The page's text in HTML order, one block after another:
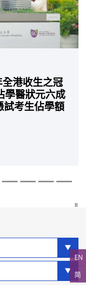
EN
简
港收生之冠
學醫狀元六成
試考生佔學額
評估平台 推
測糖尿黃斑水
縮短患者輪
界最高榮譽
屆醫藥衞生領
獎學金」嘉
走出課堂放眼
案 精準辨識
點」 降低人
鼠實驗證實
新神經保護療
藥性機制 揭
新功能助癌
跨國肺癌研
七年無惡化
有望變成
傑出領袖
亞洲糖尿病教
討私人醫療
究員 榮獲國
講座
用」研究突
嚴重中風康